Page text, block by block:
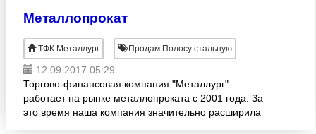
Металлопрокат
ТФК Металлург Продам Полосу стальную
12.09.2017 05:29
Торгово-финансовая компания "Металлург"
работает на рынке металлопроката с 2001 года. За
это время наша компания значительно расширила